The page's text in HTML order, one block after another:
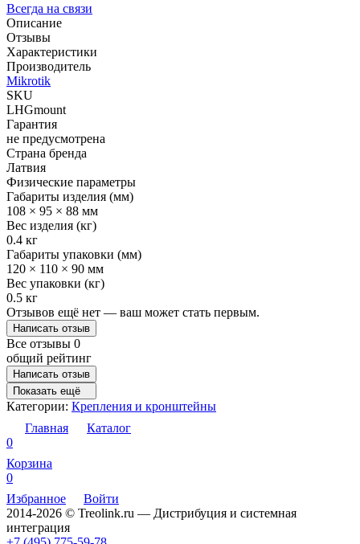
Всегда на связи
Описание
Отзывы
Характеристики
Производитель
Mikrotik
SKU
LHGmount
Гарантия
не предусмотрена
Страна бренда
Латвия
Физические параметры
Габариты изделия (мм)
108 × 95 × 88 мм
Вес изделия (кг)
0.4 кг
Габариты упаковки (мм)
120 × 110 × 90 мм
Вес упаковки (кг)
0.5 кг
Отзывов ещё нет — ваш может стать первым.
Написать отзыв
Все отзывы 0
общий рейтинг
Написать отзыв
Показать ещё
Категории: Крепления и кронштейны
Главная
Каталог
0
Корзина
0
Избранное
Войти
2014-2026 © Treolink.ru — Дистрибуция и системная
интеграция